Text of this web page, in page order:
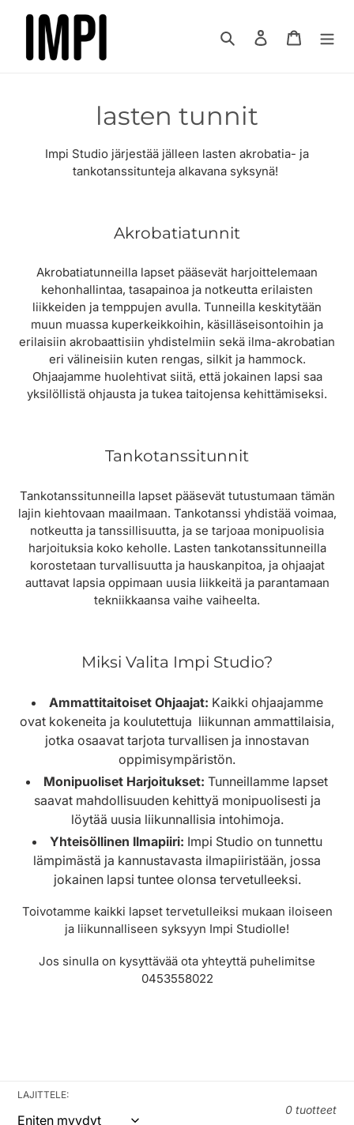
sisältöön
Hae Kirjaudu
K
o
k
l
m
a
:
lasten tunnit
Impi Studio järjestää jälleen lasten akrobatia- ja
tankotanssitunteja alkavana syksynä!
Akrobatiatunnit
Akrobatiatunneilla lapset pääsevät harjoittelemaan
kehonhallintaa, tasapainoa ja notkeutta erilaisten
liikkeiden ja temppujen avulla. Tunneilla keskitytään
muun muassa kuperkeikkoihin, käsilläseisontoihin ja
erilaisiin akrobaattisiin yhdistelmiin sekä ilma-akrobatian
eri välineisiin kuten rengas, silkit ja hammock.
Ohjaajamme huolehtivat siitä, että jokainen lapsi saa
yksilöllistä ohjausta ja tukea taitojensa kehittämiseksi.
Tankotanssitunnit
Tankotanssitunneilla lapset pääsevät tutustumaan tämän
lajin kiehtovaan maailmaan. Tankotanssi yhdistää voimaa,
notkeutta ja tanssillisuutta, ja se tarjoaa monipuolisia
harjoituksia koko keholle. Lasten tankotanssitunneilla
korostetaan turvallisuutta ja hauskanpitoa, ja ohjaajat
auttavat lapsia oppimaan uusia liikkeitä ja parantamaan
tekniikkaansa vaihe vaiheelta.
Miksi Valita Impi Studio?
Ammattitaitoiset Ohjaajat: Kaikki ohjaajamme
ovat kokeneita ja koulutettuja liikunnan ammattilaisia,
jotka osaavat tarjota turvallisen ja innostavan
oppimisympäristön.
Monipuoliset Harjoitukset: Tunneillamme lapset
saavat mahdollisuuden kehittyä monipuolisesti ja
löytää uusia liikunnallisia intohimoja.
Yhteisöllinen Ilmapiiri: Impi Studio on tunnettu
lämpimästä ja kannustavasta ilmapiiristään, jossa
jokainen lapsi tuntee olonsa tervetulleeksi.
Toivotamme kaikki lapset tervetulleiksi mukaan iloiseen
ja liikunnalliseen syksyyn Impi Studiolle!
Jos sinulla on kysyttävää ota yhteyttä puhelimitse
0453558022
LAJITTELE:
0 tuotteet